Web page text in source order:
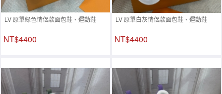
LV 原單綠色情侶款面包鞋、運動鞋
NT$4400
LV 原單白灰情侶款面包鞋、運動鞋
NT$4400